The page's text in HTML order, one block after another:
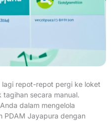
repot-repot pergi ke loket
secara manual.
dalam mengelola
PDAM Jayapura dengan